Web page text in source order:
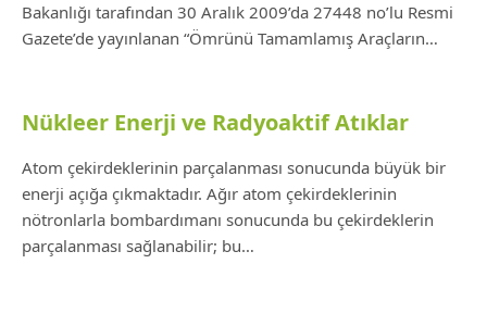
Bakanlığı tarafından 30 Aralık 2009’da 27448 no’lu Resmi
Gazete’de yayınlanan “Ömrünü Tamamlamış Araçların…
Nükleer Enerji ve Radyoaktif Atıklar
Atom çekirdeklerinin parçalanması sonucunda büyük bir
enerji açığa çıkmaktadır. Ağır atom çekirdeklerinin
nötronlarla bombardımanı sonucunda bu çekirdeklerin
parçalanması sağlanabilir; bu…